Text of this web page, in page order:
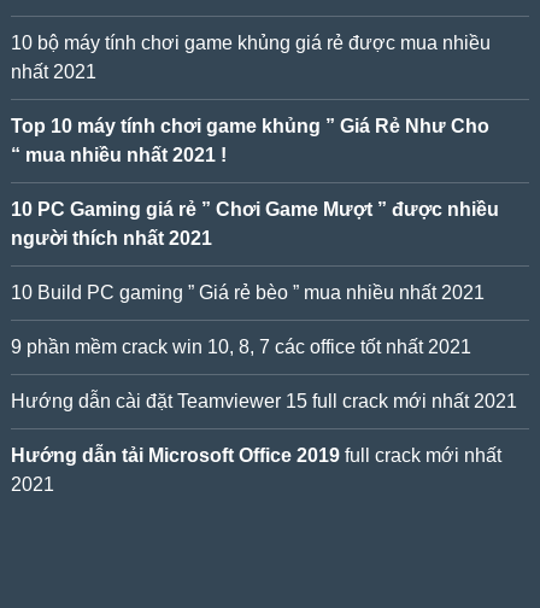
10 bộ máy tính chơi game khủng giá rẻ được mua nhiều
nhất 2021
Top 10 máy tính chơi game khủng ” Giá Rẻ Như Cho
“ mua nhiều nhất 2021 !
10 PC Gaming giá rẻ ” Chơi Game Mượt ” được nhiều
người thích nhất 2021
10 Build PC gaming ” Giá rẻ bèo ” mua nhiều nhất 2021
9 phần mềm crack win 10, 8, 7 các office tốt nhất 2021
Hướng dẫn cài đặt Teamviewer 15 full crack mới nhất 2021
Hướng dẫn tải Microsoft Office 2019full crack mới nhất
2021